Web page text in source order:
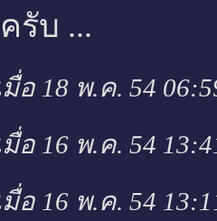
รับ ...
อ 18 พ.ค. 54
อ 16 พ.ค. 54
อ 16 พ.ค. 54